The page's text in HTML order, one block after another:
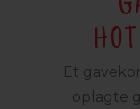
Et
oplagte